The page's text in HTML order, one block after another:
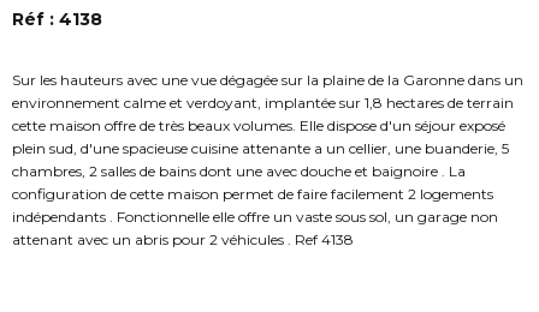
Réf : 4138
Sur les hauteurs avec une vue dégagée sur la plaine de la Garonne dans un
environnement calme et verdoyant, implantée sur 1,8 hectares de terrain
cette maison offre de très beaux volumes. Elle dispose d'un séjour exposé
plein sud, d'une spacieuse cuisine attenante a un cellier, une buanderie, 5
chambres, 2 salles de bains dont une avec douche et baignoire . La
configuration de cette maison permet de faire facilement 2 logements
indépendants . Fonctionnelle elle offre un vaste sous sol, un garage non
attenant avec un abris pour 2 véhicules . Ref 4138